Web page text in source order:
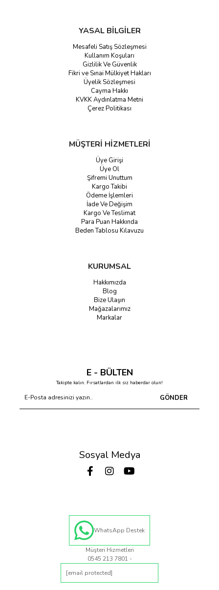
YASAL BİLGİLER
Mesafeli Satış Sözleşmesi
Kullanım Koşuları
Gizlilik Ve Güvenlik
Fikri ve Sınai Mülkiyet Hakları
Üyelik Sözleşmesi
Cayma Hakkı
KVKK Aydınlatma Metni
Çerez Politikası
MÜŞTERİ HİZMETLERİ
Üye Girişi
Üye Ol
Şifremi Unuttum
Kargo Takibi
Ödeme İşlemleri
İade Ve Değişim
Kargo Ve Teslimat
Para Puan Hakkında
Beden Tablosu Kılavuzu
KURUMSAL
Hakkımızda
Blog
Bize Ulaşın
Mağazalarımız
Markalar
E - BÜLTEN
Takipte kalın. Fırsatlardan ilk siz haberdar olun!
GÖNDER
Sosyal Medya
WhatsApp Destek
Müşteri Hizmetleri
0545 213 7801 -
[email protected]